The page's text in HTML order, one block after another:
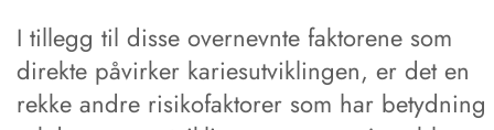
I tillegg til disse overnevnte faktorene som
direkte påvirker kariesutviklingen, er det en
rekke andre risikofaktorer som har